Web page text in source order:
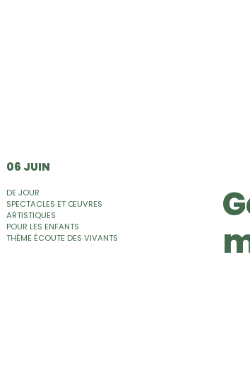
06 JUIN
DE JOUR
SPECTACLES ET ŒUVRES
ARTISTIQUES
POUR LES ENFANTS
THÈME ÉCOUTE DES VIVANTS